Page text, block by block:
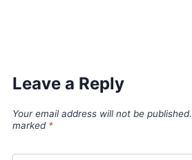
Leave a Reply
Your email address will not be published.
marked *